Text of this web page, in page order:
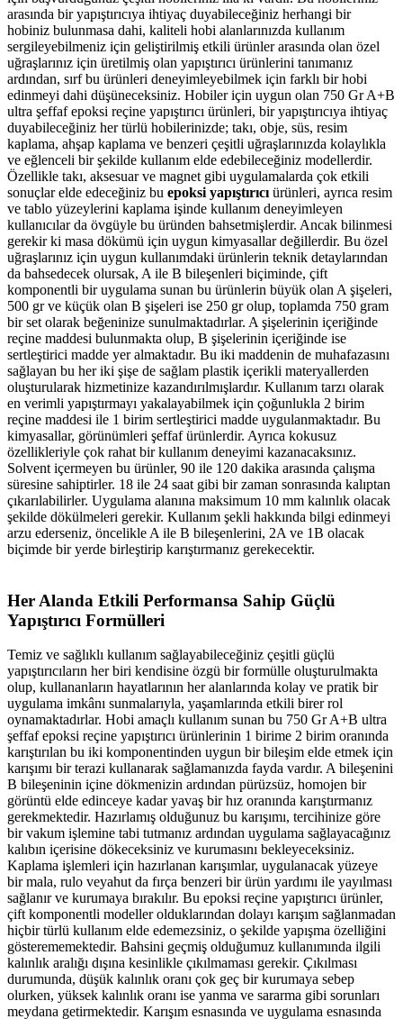
arasında bir yapıştırıcıya ihtiyaç duyabileceğiniz herhangi bir
hobiniz bulunmasa dahi, kaliteli hobi alanlarınızda kullanım
sergileyebilmeniz için geliştirilmiş etkili ürünler arasında olan özel
uğraşlarınız için üretilmiş olan yapıştırıcı ürünlerini tanımanız
ardından, sırf bu ürünleri deneyimleyebilmek için farklı bir hobi
edinmeyi dahi düşüneceksiniz. Hobiler için uygun olan 750 Gr A+B
ultra şeffaf epoksi reçine yapıştırıcı ürünleri, bir yapıştırıcıya ihtiyaç
duyabileceğiniz her türlü hobilerinizde; takı, obje, süs, resim
kaplama, ahşap kaplama ve benzeri çeşitli uğraşlarınızda kolaylıkla
ve eğlenceli bir şekilde kullanım elde edebileceğiniz modellerdir.
Özellikle takı, aksesuar ve magnet gibi uygulamalarda çok etkili
sonuçlar elde edeceğiniz bu epoksi yapıştırıcı ürünleri, ayrıca resim
ve tablo yüzeylerini kaplama işinde kullanım deneyimleyen
kullanıcılar da övgüyle bu üründen bahsetmişlerdir. Ancak bilinmesi
gerekir ki masa dökümü için uygun kimyasallar değillerdir. Bu özel
uğraşlarınız için uygun kullanımdaki ürünlerin teknik detaylarından
da bahsedecek olursak, A ile B bileşenleri biçiminde, çift
komponentli bir uygulama sunan bu ürünlerin büyük olan A şişeleri,
500 gr ve küçük olan B şişeleri ise 250 gr olup, toplamda 750 gram
bir set olarak beğeninize sunulmaktadırlar. A şişelerinin içeriğinde
reçine maddesi bulunmakta olup, B şişelerinin içeriğinde ise
sertleştirici madde yer almaktadır. Bu iki maddenin de muhafazasını
sağlayan bu her iki şişe de sağlam plastik içerikli materyallerden
oluşturularak hizmetinize kazandırılmışlardır. Kullanım tarzı olarak
en verimli yapıştırmayı yakalayabilmek için çoğunlukla 2 birim
reçine maddesi ile 1 birim sertleştirici madde uygulanmaktadır. Bu
kimyasallar, görünümleri şeffaf ürünlerdir. Ayrıca kokusuz
özellikleriyle çok rahat bir kullanım deneyimi kazanacaksınız.
Solvent içermeyen bu ürünler, 90 ile 120 dakika arasında çalışma
süresine sahiptirler. 18 ile 24 saat gibi bir zaman sonrasında kalıptan
çıkarılabilirler. Uygulama alanına maksimum 10 mm kalınlık olacak
şekilde dökülmeleri gerekir. Kullanım şekli hakkında bilgi edinmeyi
arzu ederseniz, öncelikle A ile B bileşenlerini, 2A ve 1B olacak
biçimde bir yerde birleştirip karıştırmanız gerekecektir.
Her Alanda Etkili Performansa Sahip Güçlü
Yapıştırıcı Formülleri
Temiz ve sağlıklı kullanım sağlayabileceğiniz çeşitli güçlü
yapıştırıcıların her biri kendisine özgü bir formülle oluşturulmakta
olup, kullananların hayatlarının her alanlarında kolay ve pratik bir
uygulama imkânı sunmalarıyla, yaşamlarında etkili birer rol
oynamaktadırlar. Hobi amaçlı kullanım sunan bu 750 Gr A+B ultra
şeffaf epoksi reçine yapıştırıcı ürünlerinin 1 birime 2 birim oranında
karıştırılan bu iki komponentinden uygun bir bileşim elde etmek için
karışımı bir terazi kullanarak sağlamanızda fayda vardır. A bileşenini
B bileşeninin içine dökmenizin ardından pürüzsüz, homojen bir
görüntü elde edinceye kadar yavaş bir hız oranında karıştırmanız
gerekmektedir. Hazırlamış olduğunuz bu karışımı, tercihinize göre
bir vakum işlemine tabi tutmanız ardından uygulama sağlayacağınız
kalıbın içerisine dökeceksiniz ve kurumasını bekleyeceksiniz.
Kaplama işlemleri için hazırlanan karışımlar, uygulanacak yüzeye
bir mala, rulo veyahut da fırça benzeri bir ürün yardımı ile yayılması
sağlanır ve kurumaya bırakılır. Bu epoksi reçine yapıştırıcı ürünler,
çift komponentli modeller olduklarından dolayı karışım sağlanmadan
hiçbir türlü kullanım elde edemezsiniz, o şekilde yapışma özelliğini
gösterememektedir. Bahsini geçmiş olduğumuz kullanımında ilgili
kalınlık aralığı dışına kesinlikle çıkılmaması gerekir. Çıkılması
durumunda, düşük kalınlık oranı çok geç bir kurumaya sebep
olurken, yüksek kalınlık oranı ise yanma ve sararma gibi sorunları
meydana getirmektedir. Karışım esnasında ve uygulama esnasında